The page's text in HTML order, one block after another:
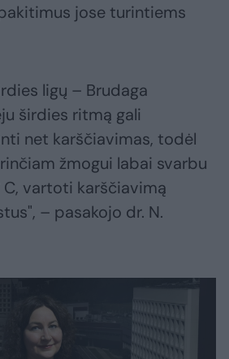
jose turintiems
ligų – Brudaga
širdies ritmą gali
net karščiavimas, todėl
žmogui labai svarbu
C, vartoti karščiavimą
– pasakojo dr. N.